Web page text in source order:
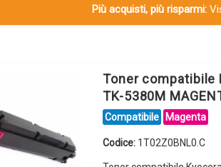
Più acquisti, più risparmi:
Toner compatibile
TK-5380M
Compatibile Magenta
Codice: 1T02Z0BNL0.C